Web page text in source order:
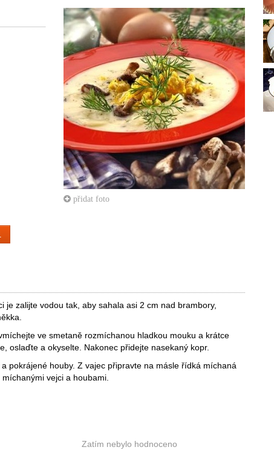
přidat foto
je zalijte vodou tak, aby sahala asi 2 cm nad brambory,
ve smetaně rozmíchanou hladkou mouku a krátce
oslaďte a okyselte. Nakonec přidejte nasekaný kopr.
pokrájené houby. Z vajec připravte na másle řídká míchaná
vejci a houbami.
Zatím nebylo hodnoceno